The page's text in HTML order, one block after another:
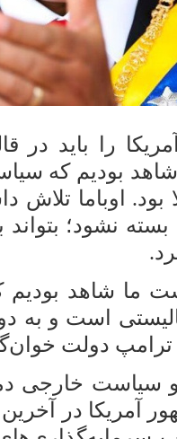
را باید در
شاهد بودیم
بود. اوباما
نشود؛
ما شاهد
است و به
ترامپ دولت
سیاست خارجی
آمریکا در